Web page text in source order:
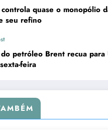
quase o monopólio
seu refino
do petróleo Brent recua
feira